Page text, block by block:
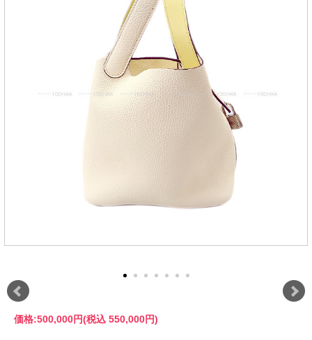
価格:500,000円(税込 550,000円)